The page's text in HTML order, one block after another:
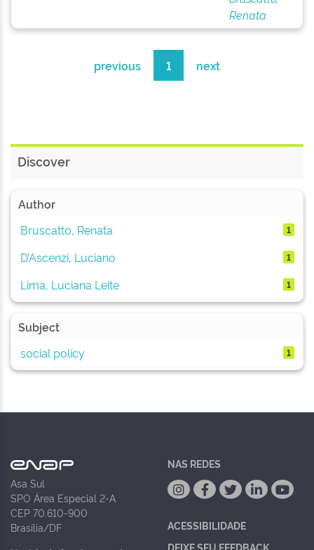
Renata
previous 1 next
Discover
Author
Bruscatto, Renata
1
D’Ascenzi, Luciano 1
Lima, Luciana Leite 1
Subject
social policy
1
Asa Sul
SPO Área Especial 2-A
CEP 70.610-900
Brasília/DF
NAS REDES
ACESSIBILIDADE
DEIXE SEU FEEDBACK